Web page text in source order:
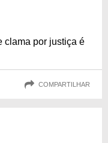
clama por justiça é
COMPARTILHAR